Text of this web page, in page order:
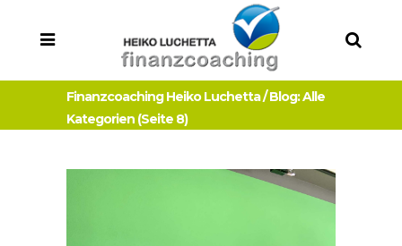
Finanzcoaching Heiko Luchetta/Blog: Alle
Kategorien (Seite 8)